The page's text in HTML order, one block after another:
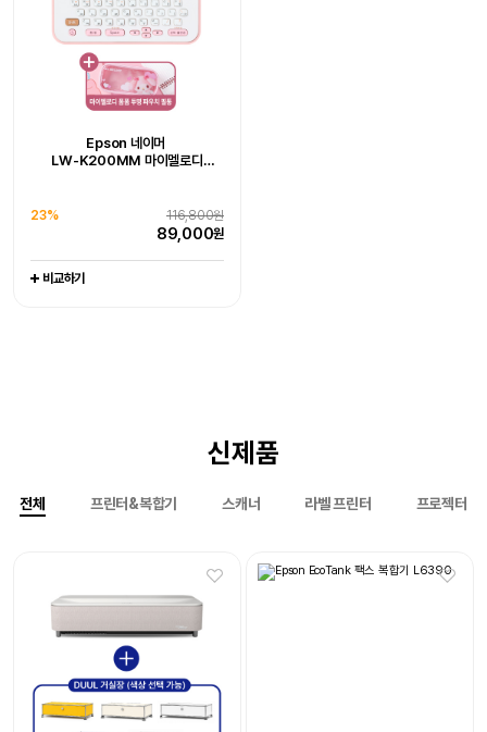
Epson 네이머
LW-K200MM 마이멜로디
116,800원
23%
89,000원
비교하기
Epson Perfection V39II
151,000원
비교하기
Epson 네이머
LW-K200PK 핑크 라벨프린터
97,000원
77,500원
비교하기
15대 한정 완판 임박,
엡손 정품 EH-LS800W, 150인치
4K 레이저 초단초점 빔프로젝터
3,800,000원
2,790,000
신제품
전체 프린터&복합기 스캐너 라벨 프린터 프로젝터
Epson EcoTank 팩스 복합기
엡손케어 1년 포함 패키지 상품
429,000원
429,000 원